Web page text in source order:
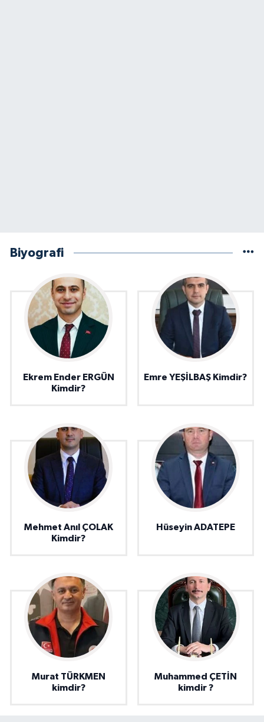
Biyografi
Ekrem Ender ERGÜN
Kimdir?
Emre YEŞİLBAŞ Kimdir?
Mehmet Anıl ÇOLAK
Kimdir?
Hüseyin ADATEPE
Murat TÜRKMEN
kimdir?
Muhammed ÇETİN
kimdir ?